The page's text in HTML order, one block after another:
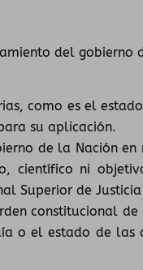
del gobierno
como es el
su aplicación.
de la Nación en
científico ni
Superior de
constitucional de
o el estado de las